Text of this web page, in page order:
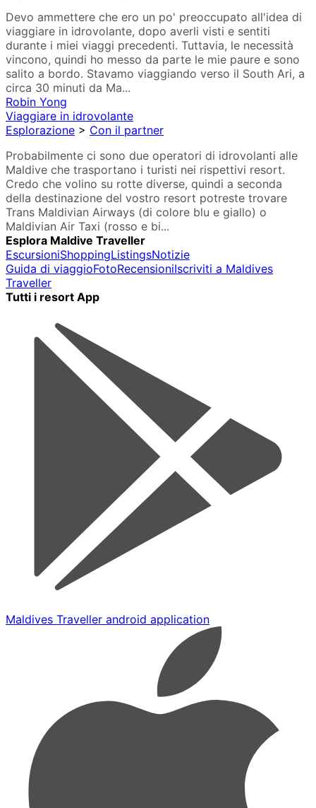
Devo ammettere che ero un po' preoccupato all'idea di
viaggiare in idrovolante, dopo averli visti e sentiti
durante i miei viaggi precedenti. Tuttavia, le necessità
vincono, quindi ho messo da parte le mie paure e sono
salito a bordo. Stavamo viaggiando verso il South Ari, a
circa 30 minuti da Ma...
Robin Yong
Viaggiare in idrovolante
Esplorazione > Con il partner
Probabilmente ci sono due operatori di idrovolanti alle
Maldive che trasportano i turisti nei rispettivi resort.
Credo che volino su rotte diverse, quindi a seconda
della destinazione del vostro resort potreste trovare
Trans Maldivian Airways (di colore blu e giallo) o
Maldivian Air Taxi (rosso e bi...
Esplora Maldive Traveller
EscursioniShoppingListingsNotizie
Guida di viaggioFotoRecensioniIscriviti a Maldives
Traveller
Tutti i resort App
Maldives Traveller android application